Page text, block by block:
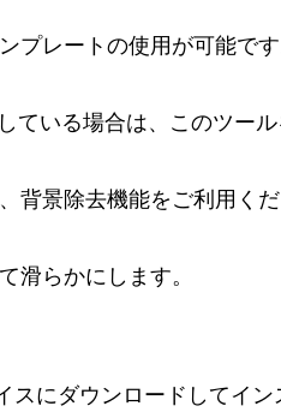
レートの使用が可能で
いる場合は、このツー
景除去機能をご利用く
滑らかにします。
にダウンロードしてイ